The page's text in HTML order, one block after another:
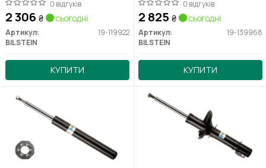
0 відгуків
2 306 ₴ сьогодні
Артикул:
19-119922
BILSTEIN
КУПИТИ
0 відгуків
2 825 ₴ сьогодні
Артикул:
19-139968
BILSTEIN
КУПИТИ